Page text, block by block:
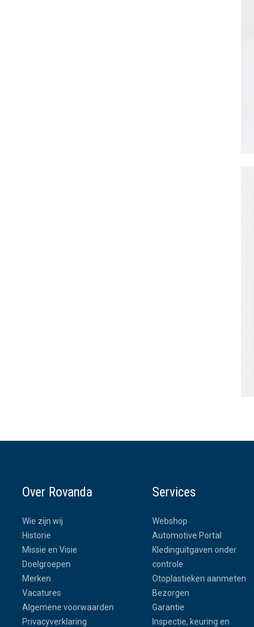
Over Rovanda
Wie zijn wij
Historie
Missie en Visie
Doelgroepen
Merken
Vacatures
Algemene voorwaarden
Privacyverklaring
Services
Webshop
Automotive Portal
Kledinguitgaven onder
controle
Otoplastieken aanmeten
Bezorgen
Garantie
Inspectie, keuring en